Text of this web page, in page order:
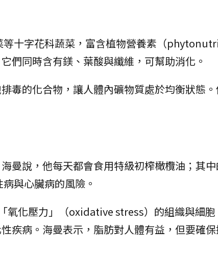
等十字花科蔬菜，富含植物營養素（
們同時含有鎂、葉酸與纖維，可幫助消化。
毒的化合物，讓人體內礦物質處於均衡狀態
曼說，他每天都會食用特級初榨橄欖油；其
與心臟病的風險。
氧化壓力」（oxidative stress）的組織與細
疾病。海曼表示，脂肪對人體有益，但要確